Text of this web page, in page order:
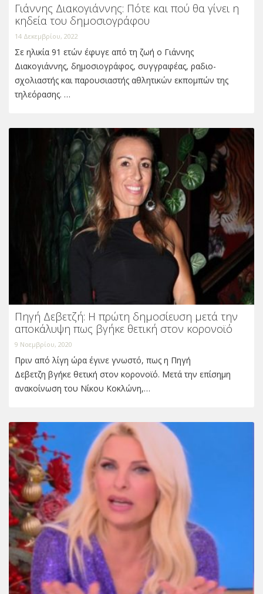
Γιάννης Διακογιάννης: Πότε και πού θα γίνει η
κηδεία του δημοσιογράφου
14 Δεκεμβρίου, 2022
Σε ηλικία 91 ετών έφυγε από τη ζωή ο Γιάννης
Διακογιάννης, δημοσιογράφος, συγγραφέας, ραδιο-
σχολιαστής και παρουσιαστής αθλητικών εκπομπών της
τηλεόρασης. …
Πηγή Δεβετζή: Η πρώτη δημοσίευση μετά την
αποκάλυψη πως βγήκε θετική στον κορονοϊό
9 Νοεμβρίου, 2020
Πριν από λίγη ώρα έγινε γνωστό, πως η Πηγή
Δεβετζη βγήκε θετική στον κορονοϊό. Μετά την επίσημη
ανακοίνωση του Νίκου Κοκλώνη,…